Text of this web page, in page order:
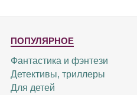
ПОПУЛЯРНОЕ
Фантастика и фэнтези
Детективы, триллеры
Для детей